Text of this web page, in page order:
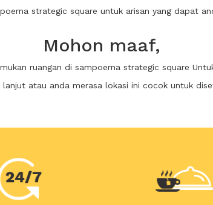
strategic square untuk arisan yang dapat
Mohon maaf,
ruangan di sampoerna strategic square
atau anda merasa lokasi ini cocok untuk